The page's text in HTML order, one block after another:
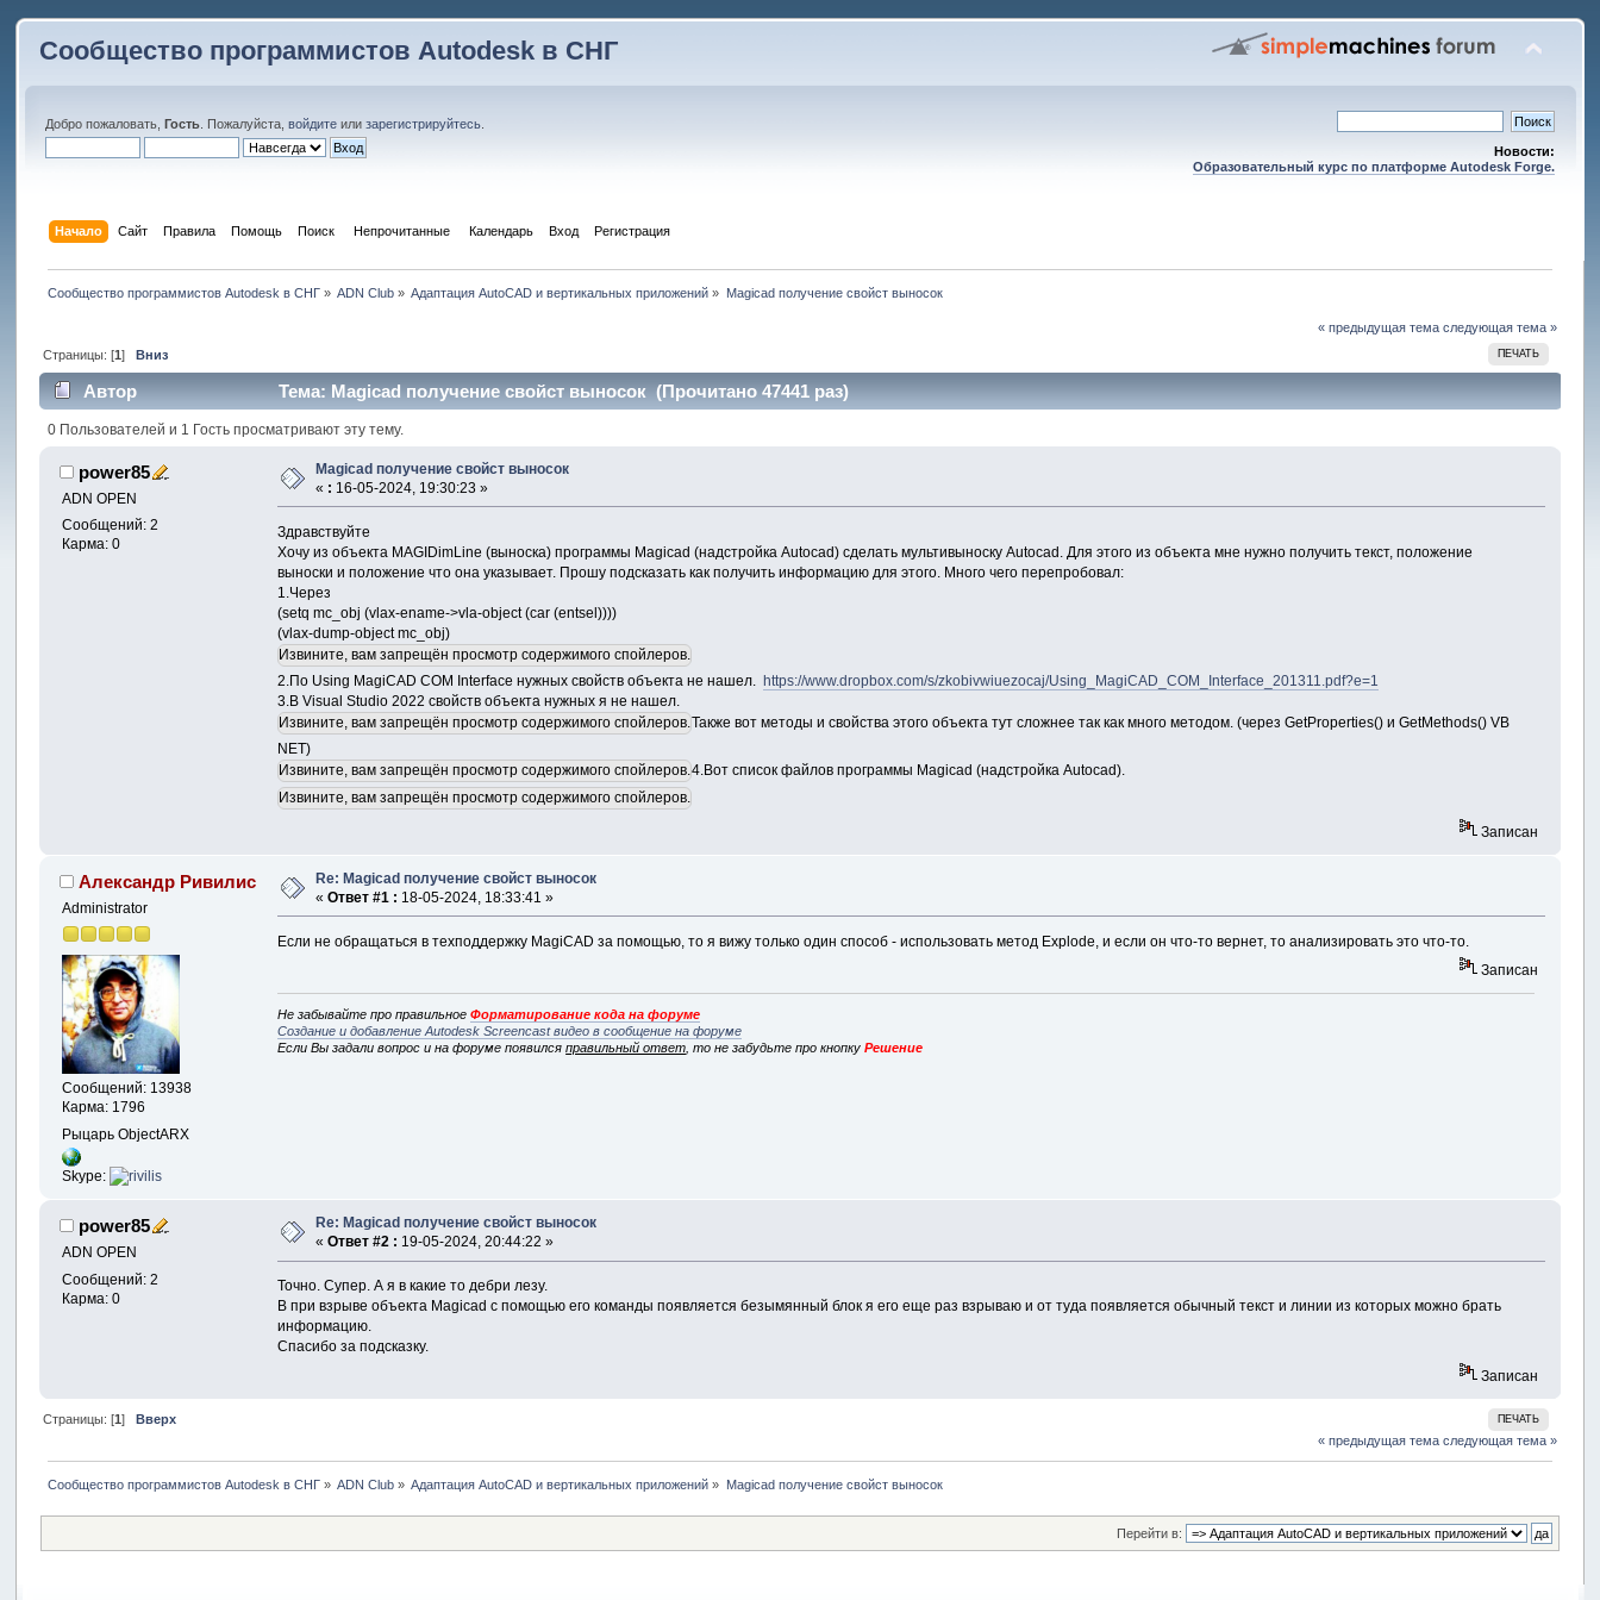
Сообщество программистов Autodesk в СНГ
Добро пожаловать,Гость . Пожалуйста,войдите илизарегистрируйтесь
Новости:
Образовательный курс по платформе Autodesk Forge.
Начало Сайт Правила Помощь Поиск Непрочитанные Календарь Вход Регистрация
Сообщество программистов Autodesk в СНГ» ADN Club » Адаптация AutoCAD и вертикальных приложений » Magicad получение свойст выносок
« предыдущая тема следующая тема »
ПЕЧАТЬ
Страницы: [1] Вниз
Автор Тема: Magicad получение свойст выносок (Прочитано 47441 раз)
0 Пользователей и 1 Гость просматривают эту тему.
power85
ADN OPEN
Сообщений: 2
Карма: 0
Magicad получение свойст выносок
« : 16-05-2024, 19:30:23 »
Здравствуйте
Хочу из объекта MAGIDimLine (выноска) программы Magicad (надстройка Autocad) сделать мультивыноску Autocad. Для этого из объекта мне нужно получить текст, положение
выноски и положение что она указывает. Прошу подсказать как получить информацию для этого. Много чего перепробовал:
1.Через
(setq mc_obj (vlax-ename->vla-object (car (entsel))))
(vlax-dump-object mc_obj)
Извините, вам запрещён просмотр содержимого спойлеров.
2.По Using MagiCAD COM Interface нужных свойств объекта не нашел.https://www.dropbox.com/s/zkobivwiuezocaj/Using_MagiCAD_COM_Interface_201311.pdf?e=1
3.В Visual Studio 2022 свойств объекта нужных я не нашел.
Извините, вам запрещён просмотр содержимого спойлеров. Также вот методы и свойства этого объекта тут сложнее так как много методом. (через GetProperties() и GetMethods() VB
NET)
Извините, вам запрещён просмотр содержимого спойлеров. 4.Вот список файлов программы Magicad (надстройка Autocad).
Извините, вам запрещён просмотр содержимого спойлеров.
Записан
Александр Ривилис
Administrator
Сообщений: 13938
Карма: 1796
Рыцарь ObjectARX
Skype:
Re: Magicad получение свойст выносок
«Ответ #1 : 18-05-2024, 18:33:41 »
Если не обращаться в техподдержку MagiCAD за помощью, то я вижу только один способ - использовать метод Explode, и если он что-то вернет, то анализировать это что-то.
Записан
Не забывайте про правильноеФорматирование кода на форуме
Создание и добавление Autodesk Screencast видео в сообщение на форуме
Если Вы задали вопрос и на форуме появилсяправильный ответ , то не забудьте про кнопкуРешение
power85
ADN OPEN
Сообщений: 2
Карма: 0
Re: Magicad получение свойст выносок
«Ответ #2 : 19-05-2024, 20:44:22 »
Точно. Супер. А я в какие то дебри лезу.
В при взрыве объекта Magicad с помощью его команды появляется безымянный блок я его еще раз взрываю и от туда появляется обычный текст и линии из которых можно брать
информацию.
Спасибо за подсказку.
Записан
ПЕЧАТЬ
Страницы: [1]
Вверх
« предыдущая тема следующая тема »
Сообщество программистов Autodesk в СНГ» ADN Club » Адаптация AutoCAD и вертикальных приложений » Magicad получение свойст выносок
Перейти в: